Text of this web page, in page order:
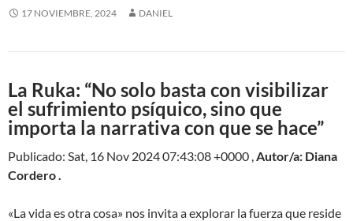
17 NOVIEMBRE, 2024 DANIEL
La Ruka: “No solo basta con visibilizar
el sufrimiento psíquico, sino que
importa la narrativa con que se hace”
Publicado: Sat, 16 Nov 2024 07:43:08 +0000 ,Autor/a: Diana
Cordero .
«La vida es otra cosa» nos invita a explorar la fuerza que reside